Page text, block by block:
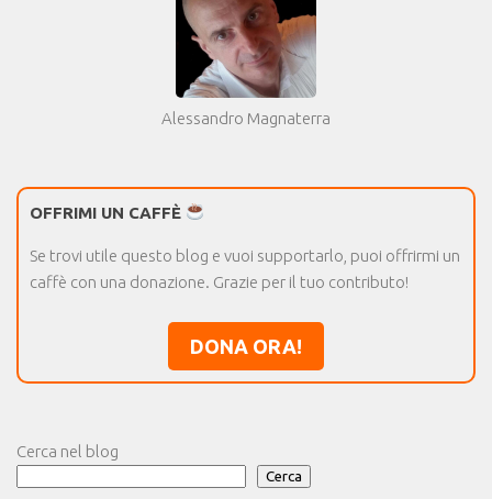
Alessandro Magnaterra
OFFRIMI UN CAFFÈ
Se trovi utile questo blog e vuoi supportarlo, puoi offrirmi un
caffè con una donazione. Grazie per il tuo contributo!
DONA ORA!
Cerca nel blog
Cerca